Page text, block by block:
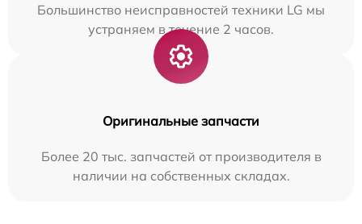
Большинство неисправностей техники LG мы
устраняем в течение 2 часов.
Оригинальные запчасти
Более 20 тыс. запчастей от производителя в
наличии на собственных складах.